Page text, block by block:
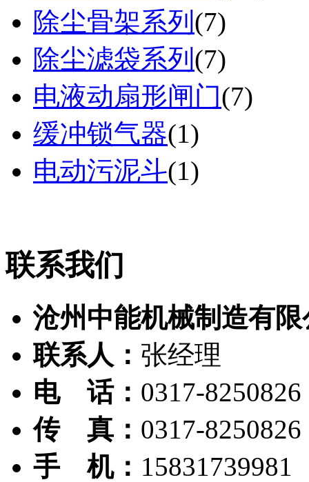
除尘骨架系列 (7)
除尘滤袋系列 (7)
电液动扇形闸门(7)
缓冲锁气器(1)
电动污泥斗(1)
联系我们
沧州中能机械制造有限
联系人： 张经理
电 话： 0317-8250826
传 真： 0317-8250826
手 机： 15831739981